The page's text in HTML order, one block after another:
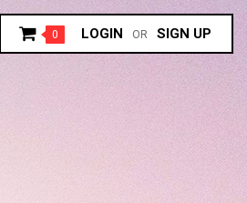
0 LOGIN OR SIGN UP